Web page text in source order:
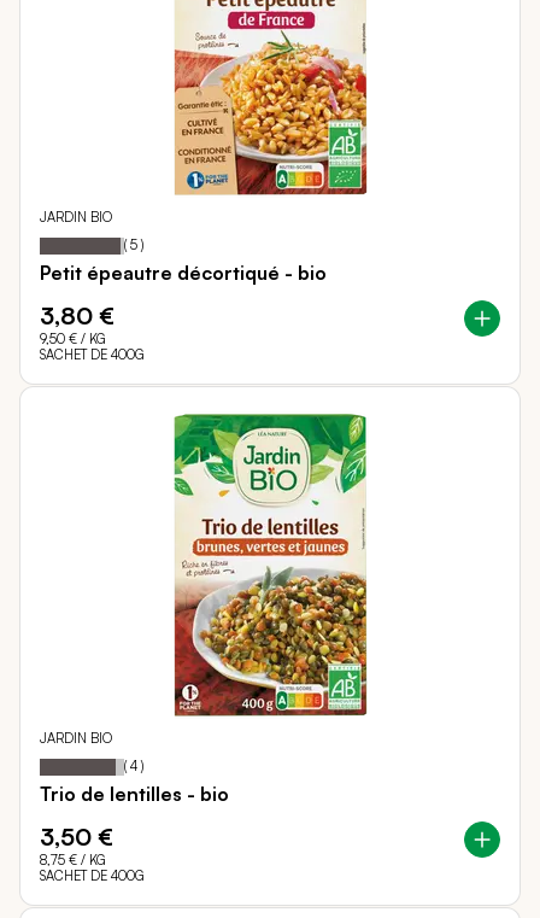
JARDIN BIO
Notation: 96
% of
( 5 )
Petit épeautre décortiqué - bio
3,80 €
9,50 € / KG
SACHET DE 400G
JARDIN BIO
Notation: 90
% of
( 4 )
Trio de lentilles - bio
3,50 €
8,75 € / KG
SACHET DE 400G